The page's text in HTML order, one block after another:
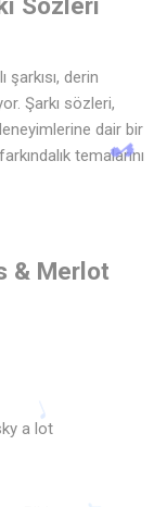
şarkısı, derin
Şarkı sözleri,
dair bir
temalarını
& Merlot
a lot